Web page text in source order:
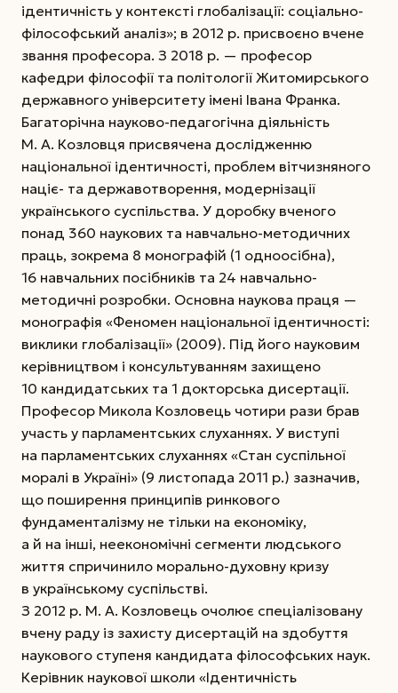
ідентичність у контексті глобалізації: соціально-
філософський аналіз»; в 2012 р. присвоєно вчене
звання професора. З 2018 р. — професор
кафедри філософії та політології Житомирського
державного університету імені Івана Франка.
Багаторічна науково-педагогічна діяльність
М. А. Козлов­ця присвячена дослідженню
національної ідентичності, проблем вітчизняного
націє- та державотворення, модернізації
українського суспільства. У доробку вченого
понад 360 наукових та навчально-методичних
праць, зокрема 8 монографій (1 одноосібна),
16 навчальних посібників та 24 навчально-
методичні розробки. Основна наукова праця —
монографія «Феномен національної ідентичності:
виклики глобалізації» (2009). Під його науковим
керівництвом і консультуванням захищено
10 кандидатських та 1 докторська дисертації.
Професор Микола Козловець чотири рази брав
участь у парламентських слуханнях. У виступі
на парламентських слуханнях «Стан суспільної
моралі в Україні» (9 листопада 2011 р.) зазначив,
що поширення принципів ринкового
фундаменталізму не тільки на економіку,
а й на інші, неекономічні сегменти людського
життя спричинило морально-духовну кризу
в українському суспільстві.
З 2012 р. М. А. Козловець очолює спеціалізовану
вчену раду із захисту дисертацій на здобуття
наукового ступеня кандидата філософських наук.
Керівник наукової школи «Ідентичність